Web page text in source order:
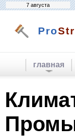
7 августа
Pro
главная